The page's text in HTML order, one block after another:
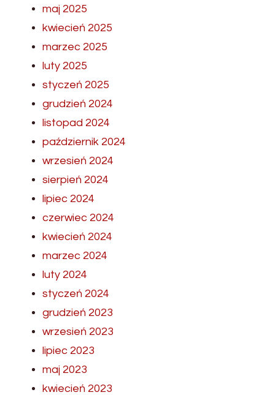
maj 2025
kwiecień 2025
marzec 2025
luty 2025
styczeń 2025
grudzień 2024
listopad 2024
październik 2024
wrzesień 2024
sierpień 2024
lipiec 2024
czerwiec 2024
kwiecień 2024
marzec 2024
luty 2024
styczeń 2024
grudzień 2023
wrzesień 2023
lipiec 2023
maj 2023
kwiecień 2023